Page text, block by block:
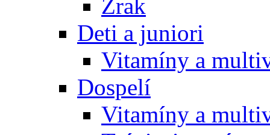
Zrak
Deti a juniori
Vitamíny a
Dospelí
Vitamíny a